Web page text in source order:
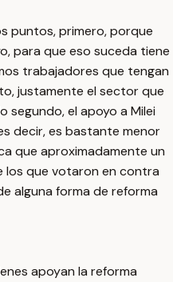
puntos, primero, porque
para que eso suceda tiene
trabajadores que tengan
justamente el sector que
segundo, el apoyo a Milei
decir, es bastante menor
que aproximadamente un
los que votaron en contra
alguna forma de reforma
apoyan la reforma